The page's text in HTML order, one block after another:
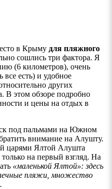
в Крыму для пляжного
сошлись три фактора. Я
(6 километров), очень
все есть) и удобное
других
В этом обзоре подробно
и цены на отдых в
под пальмами на Южном
внимание на Алушту.
царями Ялтой Алушта
на первый взгляд. На
«маленькой Ялтой»: здесь
пляжи, множество